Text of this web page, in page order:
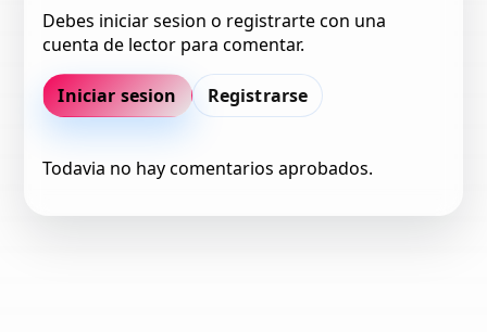
Debes iniciar sesion o registrarte con una
cuenta de lector para comentar.
Iniciar sesion Registrarse
Todavia no hay comentarios aprobados.